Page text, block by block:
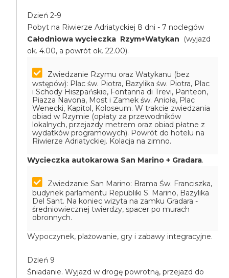
Dzień 2-9
Pobyt na Riwierze Adriatyckiej 8 dni - 7 noclegów
Całodniowa wycieczka Rzym+Watykan (wyjazd
ok. 4.00, a powrót ok. 22.00).
Zwiedzanie Rzymu oraz Watykanu (bez
wstępów): Plac św. Piotra, Bazylika św. Piotra, Plac
i Schody Hiszpańskie, Fontanna di Trevi, Panteon,
Piazza Navona, Most i Zamek św. Anioła, Plac
Wenecki, Kapitol, Koloseum. W trakcie zwiedzania
obiad w Rzymie (opłaty za przewodników
lokalnych, przejazdy metrem oraz obiad płatne z
wydatków programowych). Powrót do hotelu na
Riwierze Adriatyckiej. Kolacja na zimno.
Wycieczka autokarowa San Marino + Gradara.
Zwiedzanie San Marino: Brama Św. Franciszka,
budynek parlamentu Republiki S. Marino, Bazylika
Del Sant. Na koniec wizyta na zamku Gradara -
średniowiecznej twierdzy, spacer po murach
obronnych.
Wypoczynek, plażowanie, gry i zabawy integracyjne.
Dzień 9
Śniadanie. Wyjazd w drogę powrotną, przejazd do